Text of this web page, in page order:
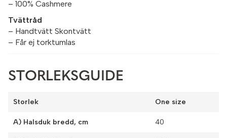
– 100% Cashmere
Tvättråd
– Handtvätt Skontvätt
– Får ej torktumlas
STORLEKSGUIDE
Storlek One size
A) Halsduk bredd, cm 40